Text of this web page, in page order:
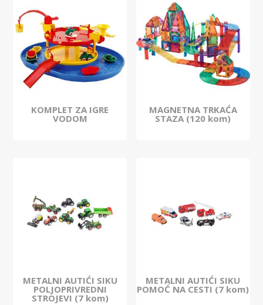
KOMPLET ZA IGRE
VODOM
MAGNETNA TRKAĆA
STAZA (120 kom)
METALNI AUTIĆI SIKU
POLJOPRIVREDNI
STROJEVI (7 kom)
METALNI AUTIĆI SIKU
POMOĆ NA CESTI (7 kom)